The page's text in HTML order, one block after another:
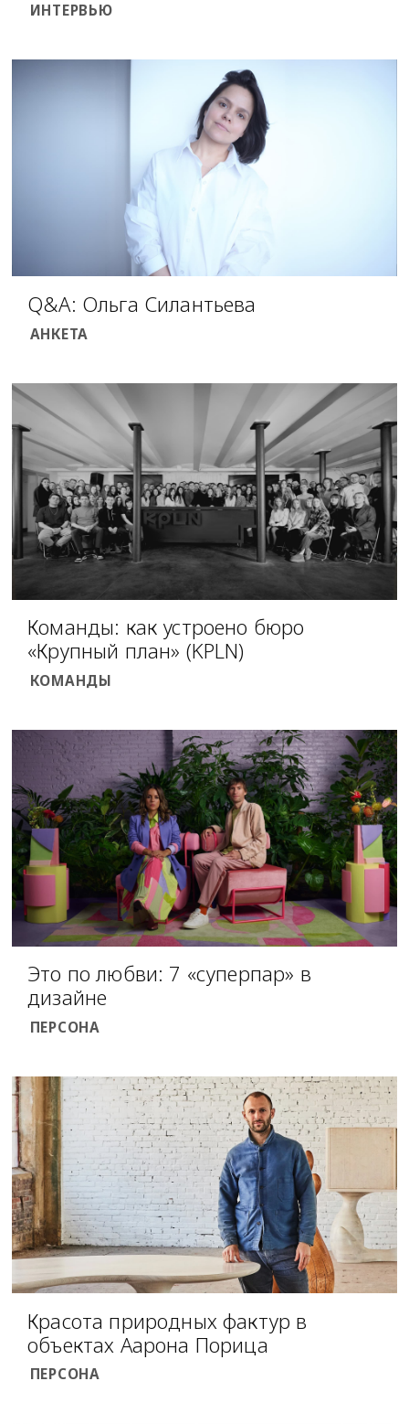
ИНТЕРВЬЮ
Q&A: Ольга Силантьева
АНКЕТА
Команды: как устроено бюро
«Крупный план» (KPLN)
КОМАНДЫ
Это по любви: 7 «суперпар» в
дизайне
ПЕРСОНА
Красота природных фактур в
объектах Аарона Порица
ПЕРСОНА